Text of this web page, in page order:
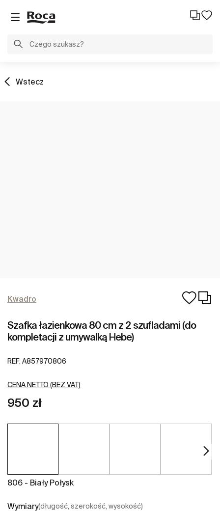
Wstecz
Kwadro
Szafka łazienkowa 80 cm z 2 szufladami (do
kompletacji z umywalką Hebe)
REF: A857970806
CENA NETTO (BEZ VAT)
950 zł
806 - Biały Połysk
Wymiary(długość, szerokość, wysokość)